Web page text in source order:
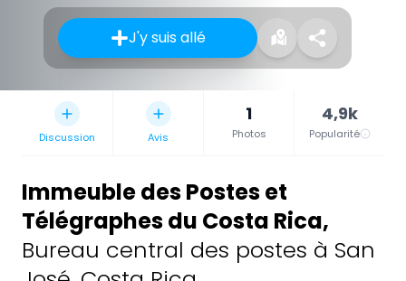
J'y suis allé
Discussion Avis
1
Photos
4,9k
Popularité
Immeuble des Postes et
Télégraphes du Costa Rica,
Bureau central des postes à San